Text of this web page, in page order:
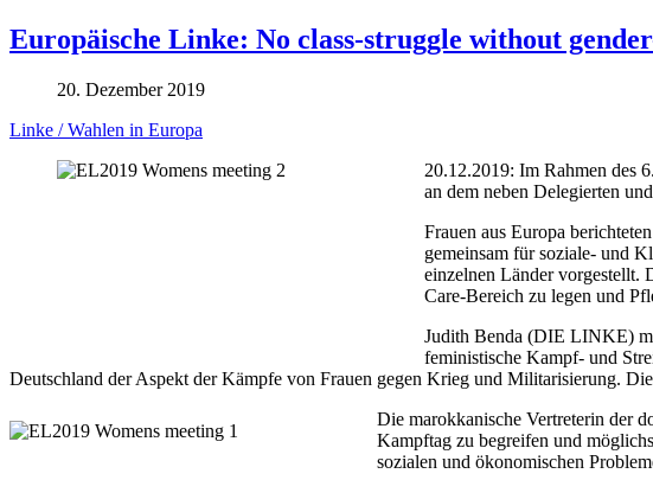
Europäische Linke: No class-struggle without
20. Dezember 2019
Linke / Wahlen in Europa
20.12.2019: Im Rahmen des
an dem neben Delegierten
Frauen aus Europa
gemeinsam für soziale- und
einzelnen Länder vorgestellt.
Care-Bereich zu legen und
Judith Benda (DIE LINKE)
feministische Kampf- und
Deutschland der Aspekt der Kämpfe von Frauen gegen Krieg und Militarisierung.
Die marokkanische Vertreterin der
Kampftag zu begreifen und
sozialen und ökonomischen